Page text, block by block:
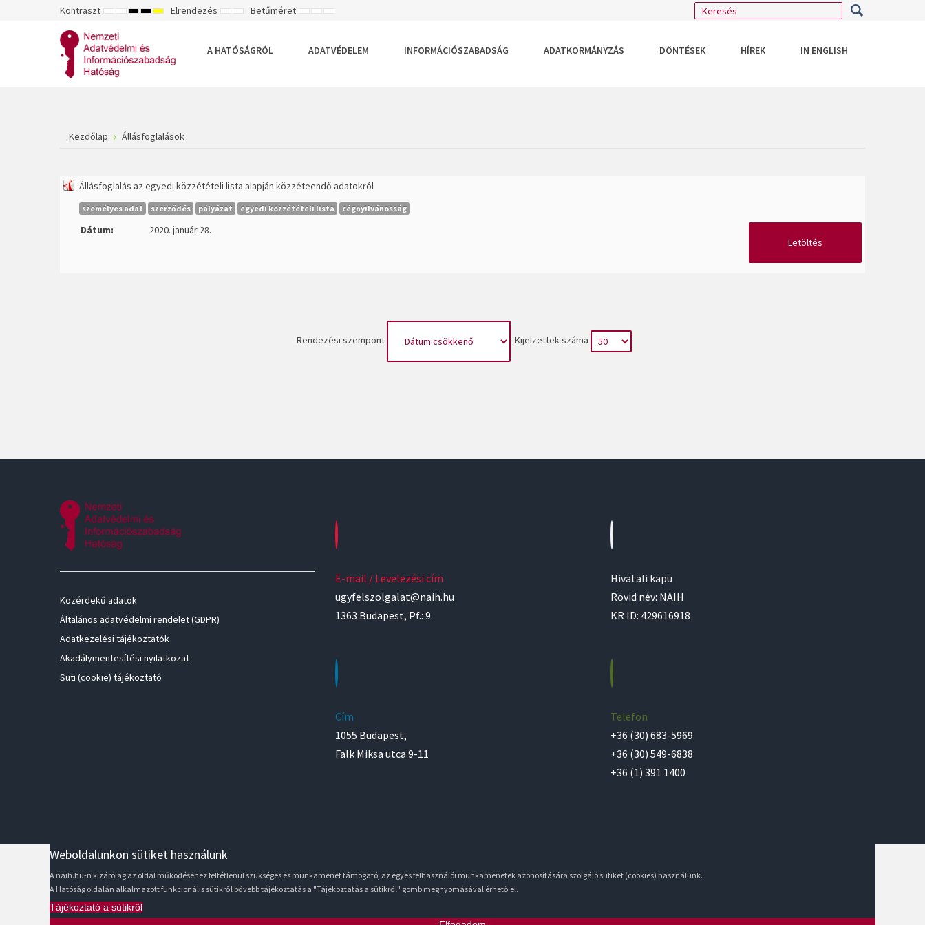
Kontraszt ALAPÉRTELMEZETT
ÉJSZAKAI
NAGY
FEHÉR
MÓD
NAGY
SÁRGA
MÓD
NAGY
MÓD
Elrendezés RÖGZÍTETT
SZÉLES
Betűméret KISEBB
ALAPÉRTELMEZETT
NAGYOBB
A HATÓSÁGRÓL
ADATVÉDELEM INFORMÁCIÓSZABADSÁG ADATKORMÁNYZÁS DÖNTÉSEK HÍREK IN ENGLISH
Kezdőlap Állásfoglalások
Állásfoglalás az egyedi közzétételi lista alapján közzéteendő adatokról
személyes adat szerződés pályázat egyedi közzétételi lista cégnyilvánosság
Dátum:
2020. január 28.
Letöltés
Rendezési szempont Kijelzettek száma
Közérdekű adatok
Általános adatvédelmi rendelet (GDPR)
Adatkezelési tájékoztatók
Akadálymentesítési nyilatkozat
Süti (cookie) tájékoztató
E-mail / Levelezési cím
ugyfelszolgalat@naih.hu
1363 Budapest, Pf.: 9.
Cím
1055 Budapest,
Falk Miksa utca 9-11
Hivatali kapu
Rövid név: NAIH
KR ID: 429616918
Telefon
+36 (30) 683-5969
+36 (30) 549-6838
+36 (1) 391 1400
Weboldalunkon sütiket használunk
A naih.hu-n kizárólag az oldal működéséhez feltétlenül szükséges és munkamenet támogató, az egyes felhasználói munkamenetek azonosítására szolgáló sütiket (cookies) használunk.
A Hatóság oldalán alkalmazott funkcionális sütikről bővebb tájékoztatás a "Tájékoztatás a sütikről" gomb megnyomásával érhető el.
Tájékoztató a sütikről